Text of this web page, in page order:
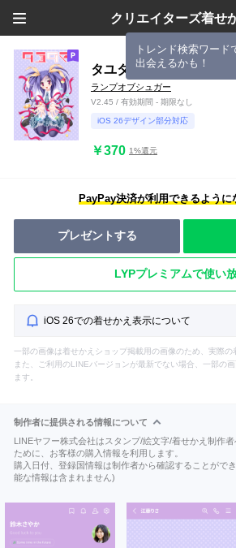
クリエイターズ着せ
トレンド検索ワード
出会えるかも！
タユタマ着せ替えシリー
ランプオブシュガー
V2.45 / 有効期間 - 期限なし
iOS 26デザイン部分対応
￥370 1%還元
PayPay決済が利用できるように
プレゼントする
LYPプレミアムで使い
iOS 26での着せかえ表示について
一部の画像は着せかえショップ掲載用の画像のため、実際の
また、ご利用のLINEバージョンが最新でない場合、一部の
ます。
制作者に提供される情報について
LINEヤフー株式会社はスタンプ/絵文字/着せかえ制作
ために、お客様の購入情報を利用します。
購入日付、登録国情報は制作者から確認することがで
能な情報は含まれません)